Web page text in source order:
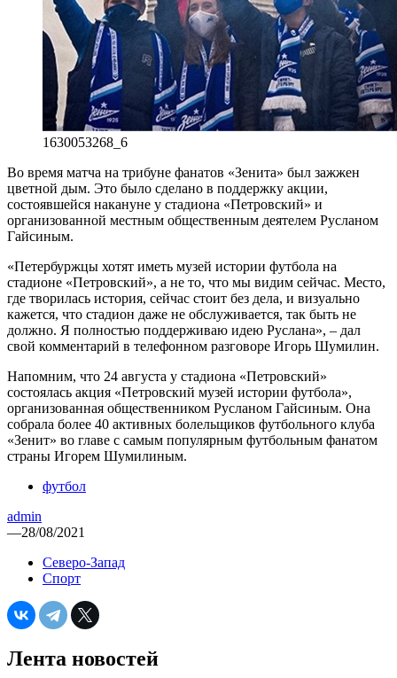
1630053268_6
Во время матча на трибуне фанатов «Зенита» был зажжен
цветной дым. Это было сделано в поддержку акции,
состоявшейся накануне у стадиона «Петровский» и
организованной местным общественным деятелем Русланом
Гайсиным.
«Петербуржцы хотят иметь музей истории футбола на
стадионе «Петровский», а не то, что мы видим сейчас. Место,
где творилась история, сейчас стоит без дела, и визуально
кажется, что стадион даже не обслуживается, так быть не
должно. Я полностью поддерживаю идею Руслана», – дал
свой комментарий в телефонном разговоре Игорь Шумилин.
Напомним, что 24 августа у стадиона «Петровский»
состоялась акция «Петровский музей истории футбола»,
организованная общественником Русланом Гайсиным. Она
собрала более 40 активных болельщиков футбольного клуба
«Зенит» во главе с самым популярным футбольным фанатом
страны Игорем Шумилиным.
футбол
admin
—28/08/2021
Северо-Запад
Спорт
Лента новостей